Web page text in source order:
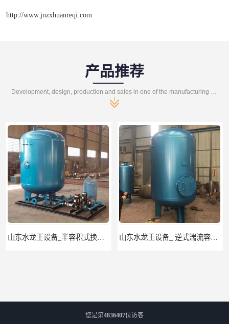
http://www.jnzxhuanreqi.com
产品推荐
您是第4836407位访客